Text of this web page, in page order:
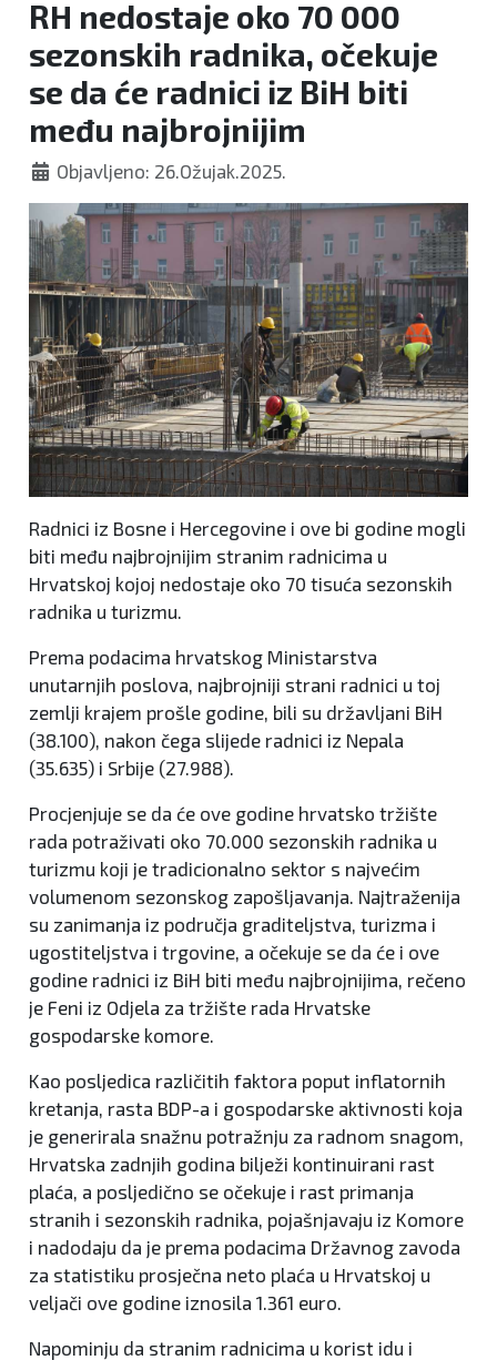
RH nedostaje oko 70 000
sezonskih radnika, očekuje
se da će radnici iz BiH biti
među najbrojnijim
Objavljeno: 26.Ožujak.2025.
Radnici iz Bosne i Hercegovine i ove bi godine mogli
biti među najbrojnijim stranim radnicima u
Hrvatskoj kojoj nedostaje oko 70 tisuća sezonskih
radnika u turizmu.
Prema podacima hrvatskog Ministarstva
unutarnjih poslova, najbrojniji strani radnici u toj
zemlji krajem prošle godine, bili su državljani BiH
(38.100), nakon čega slijede radnici iz Nepala
(35.635) i Srbije (27.988).
Procjenjuje se da će ove godine hrvatsko tržište
rada potraživati oko 70.000 sezonskih radnika u
turizmu koji je tradicionalno sektor s najvećim
volumenom sezonskog zapošljavanja. Najtraženija
su zanimanja iz područja graditeljstva, turizma i
ugostiteljstva i trgovine, a očekuje se da će i ove
godine radnici iz BiH biti među najbrojnijima, rečeno
je Feni iz Odjela za tržište rada Hrvatske
gospodarske komore.
Kao posljedica različitih faktora poput inflatornih
kretanja, rasta BDP-a i gospodarske aktivnosti koja
je generirala snažnu potražnju za radnom snagom,
Hrvatska zadnjih godina bilježi kontinuirani rast
plaća, a posljedično se očekuje i rast primanja
stranih i sezonskih radnika, pojašnjavaju iz Komore
i nadodaju da je prema podacima Državnog zavoda
za statistiku prosječna neto plaća u Hrvatskoj u
veljači ove godine iznosila 1.361 euro.
Napominju da stranim radnicima u korist idu i